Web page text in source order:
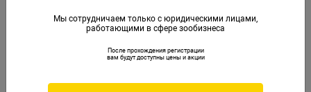
Мы сотрудничаем только с юридическими лицами,
работающими в сфере зообизнеса
После прохождения регистрации
вам будут доступны цены и акции